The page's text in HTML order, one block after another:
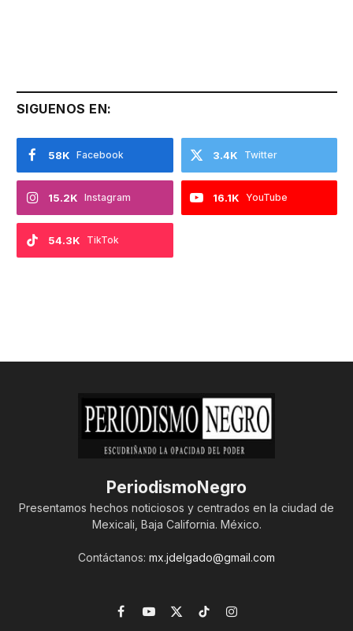
SIGUENOS EN:
Facebook
58K Twitter
3.4K
Instagram
15.2K YouTube
16.1K
TikTok
54.3K
PeriodismoNegro
Presentamos hechos noticiosos y centrados en la ciudad de
Mexicali, Baja California. México.
Contáctanos: mx.jdelgado@gmail.com
Facebook
YouTube
X
TikTokInstagram